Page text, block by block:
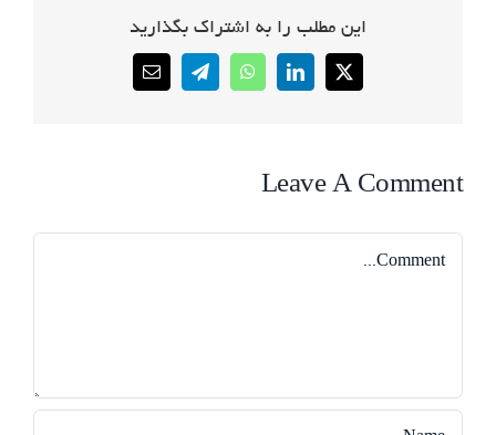
این مطلب را به اشتراک بگذارید
X
LinkedIn
WhatsApp
Telegram
Email
Leave A Comment